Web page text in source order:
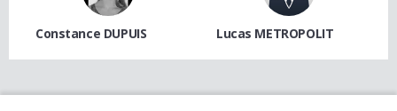
Constance DUPUIS Lucas METROPOLIT